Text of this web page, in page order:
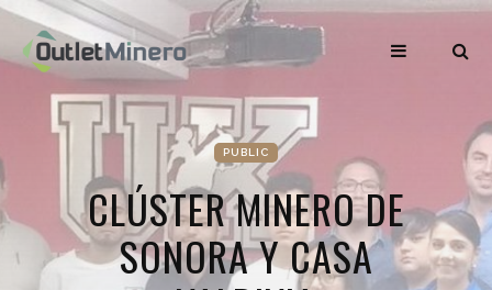
PUBLIC
CLÚSTER MINERO DE
SONORA Y CASA